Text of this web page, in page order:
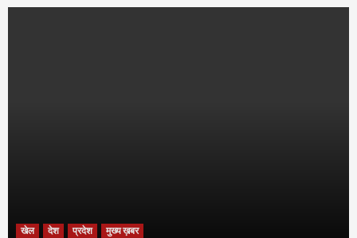
खेल देश प्रदेश मुख्य ख़बर